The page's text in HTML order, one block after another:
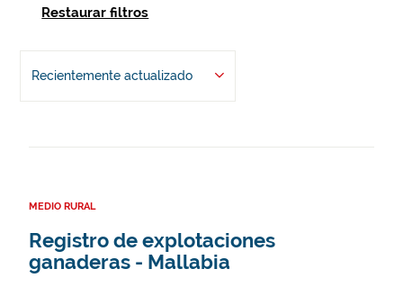
Restaurar filtros
Recientemente actualizado
MEDIO RURAL
Registro de explotaciones
ganaderas - Mallabia